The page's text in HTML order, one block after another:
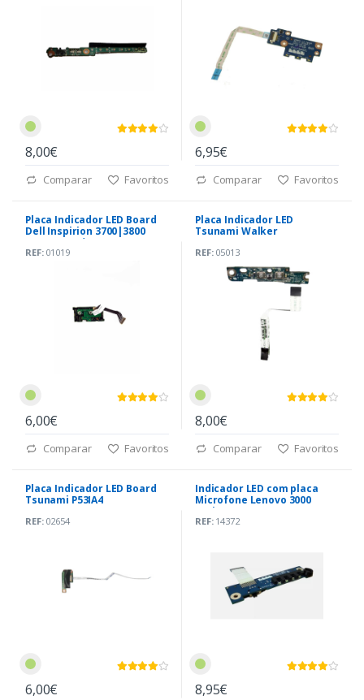
8,00€
Comparar Favoritos
6,95€
Comparar Favoritos
Placa Indicador LED Board
Dell Inspirion 3700|3800
(5138CREV) *
REF:01019
6,00€
Comparar Favoritos
Placa Indicador LED
Tsunami Walker
REF:05013
8,00€
Comparar Favoritos
Placa Indicador LED Board
Tsunami P53IA4
REF:02654
6,00€
Indicador LED com placa
Microfone Lenovo 3000
Series (LS-3256P)
REF:14372
8,95€